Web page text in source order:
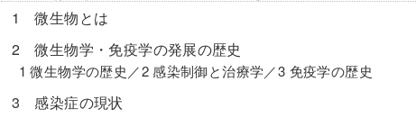
1 微生物とは
2 微生物学・免疫学の発展の歴史
1 微生物学の歴史／2 感染制御と治療学／3 免疫学の歴史
3 感染症の現状